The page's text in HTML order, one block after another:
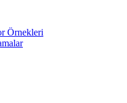
Örnekleri